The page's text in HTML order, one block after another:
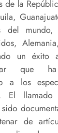
de la
del mundo,
un éxito
que ha
a los
El llamado
de